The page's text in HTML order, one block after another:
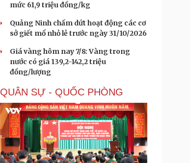
mức 61,9 triệu đồng/kg
Quảng Ninh chấm dứt hoạt động các cơ
sở giết mổ nhỏ lẻ trước ngày 31/10/2026
Giá vàng hôm nay 7/8: Vàng trong
nước có giá 139,2-142,2 triệu
đồng/lượng
QUÂN SỰ - QUỐC PHÒNG